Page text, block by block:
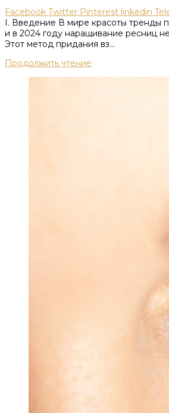
Facebook Twitter Pinterest linkedin
I. Введение В мире красоты тренды
и в 2024 году наращивание ресниц
Этот метод придания вз...
Продолжить чтение